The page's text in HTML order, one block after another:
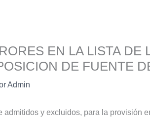
EN LA LISTA DE
DE FUENTE
Admin
admitidos y excluidos, para la provisión